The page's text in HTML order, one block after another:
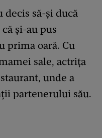
decis să-și ducă
și-au pus
prima oară. Cu
sale, actrița
unde a
partenerului său.